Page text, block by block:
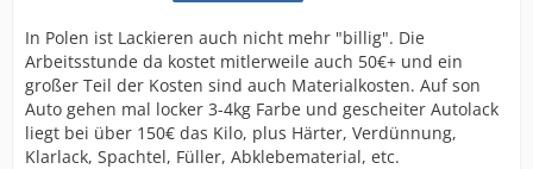
In Polen ist Lackieren auch nicht mehr "billig". Die
Arbeitsstunde da kostet mitlerweile auch 50€+ und ein
großer Teil der Kosten sind auch Materialkosten. Auf son
Auto gehen mal locker 3-4kg Farbe und gescheiter Autolack
liegt bei über 150€ das Kilo, plus Härter, Verdünnung,
Klarlack, Spachtel, Füller, Abklebematerial, etc.